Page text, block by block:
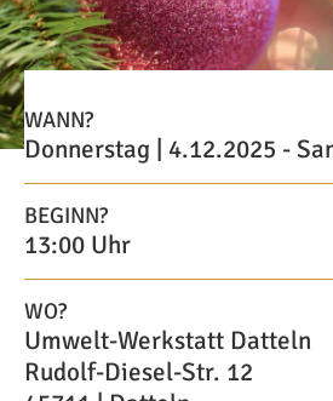
WANN?
Donnerstag | 4.12.2025 -
BEGINN?
13:00 Uhr
WO?
Umwelt-Werkstatt Datteln
Rudolf-Diesel-Str. 12